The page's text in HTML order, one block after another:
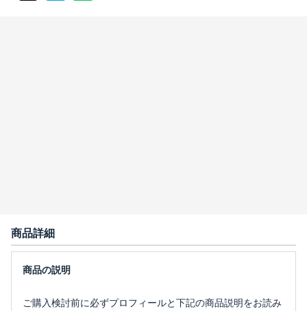
商品詳細
ご購入検討前に必ずプロフィールと下記の商品説明をお読み